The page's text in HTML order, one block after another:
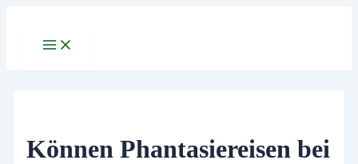
Main
Können Phantasiereisen bei